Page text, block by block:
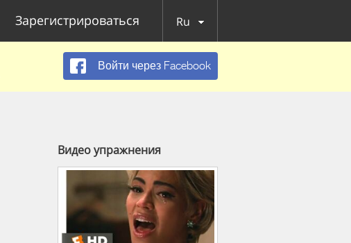
Зарегистрироваться Ru
Войти через Facebook
Видео упражнения